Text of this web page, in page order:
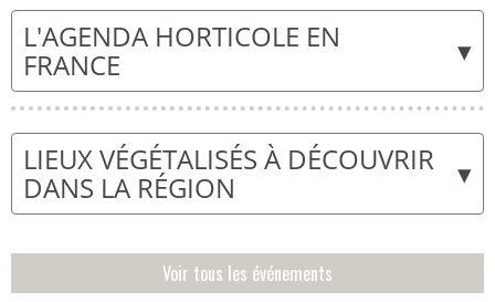
▾
L'AGENDA HORTICOLE EN
FRANCE
▾
LIEUX VÉGÉTALISÉS À DÉCOUVRIR
DANS LA RÉGION
Voir tous les événements